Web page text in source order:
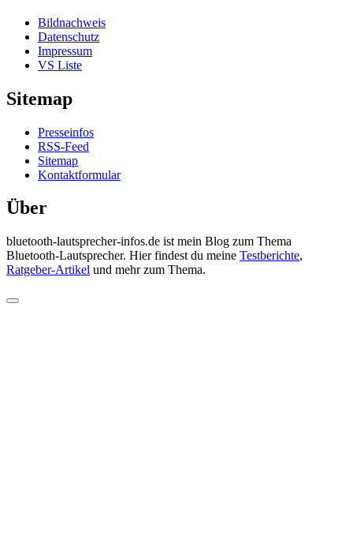
Bildnachweis
Datenschutz
Impressum
VS Liste
Sitemap
Presseinfos
RSS-Feed
Sitemap
Kontaktformular
Über
bluetooth-lautsprecher-infos.de ist mein Blog zum Thema
Bluetooth-Lautsprecher. Hier findest du meine Testberichte,
Ratgeber-Artikel und mehr zum Thema.